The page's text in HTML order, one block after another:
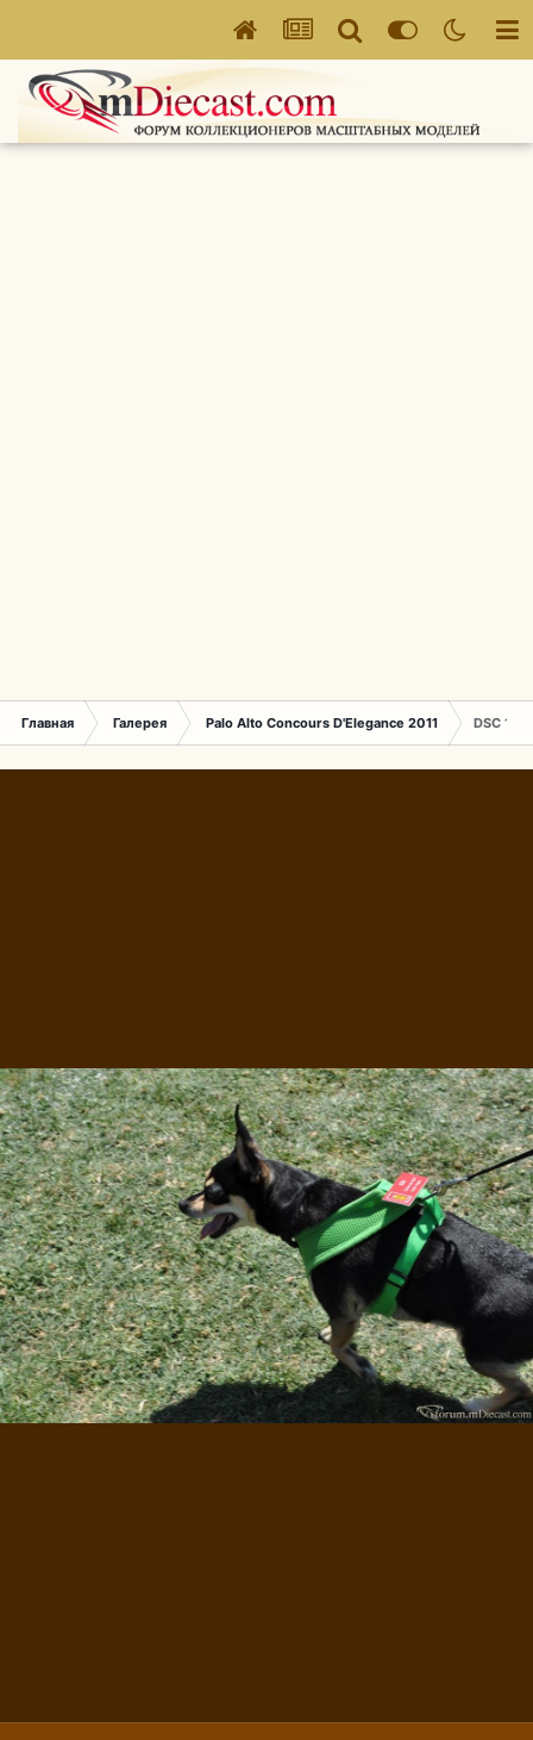
Главная Галерея Palo Alto Concours D'Elegance 2011 DSC